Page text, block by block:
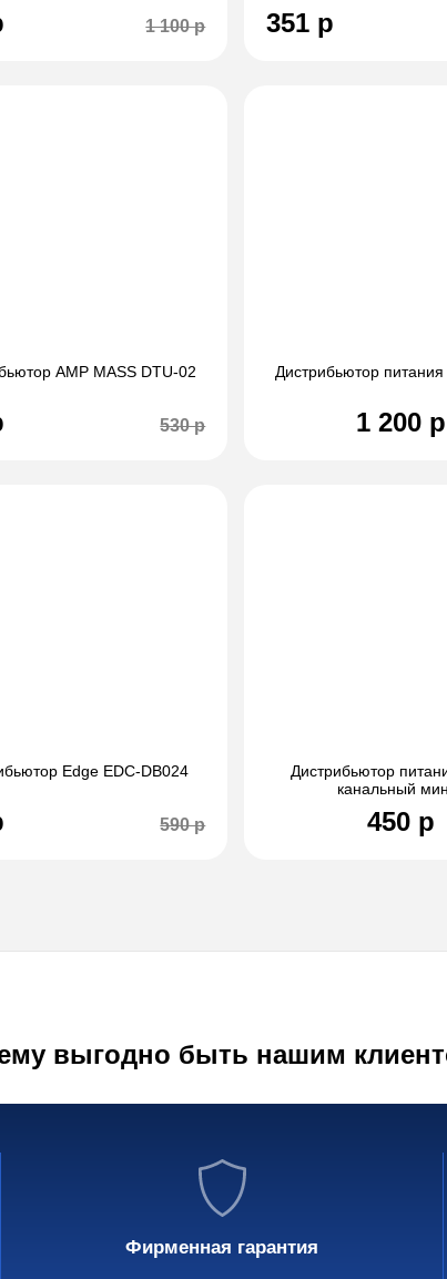
1 100 р 351 р
AMP MASS DTU-02
530 р
Дистрибьютор
1 200 р
Edge EDC-DB024
590 р
Дистрибьютор
канальный
450 р
выгодно быть нашим
Фирменная гарантия